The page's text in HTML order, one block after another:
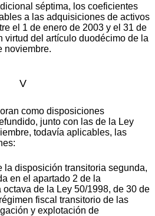
séptima, los coeficientes
a las adquisiciones de activos
el 1 de enero de 2003 y el 31 de
virtud del artículo duodécimo de la
noviembre.
V
como disposiciones
junto con las de la Ley
todavía aplicables, las
la disposición transitoria segunda,
en el apartado 2 de la
de la Ley 50/1998, de 30 de
fiscal transitorio de las
y explotación de